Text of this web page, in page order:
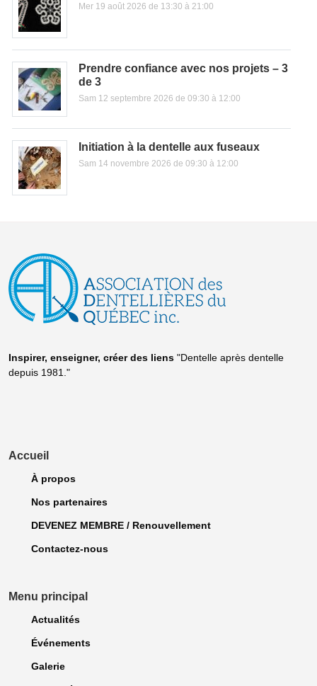
Mer 19 août 2026 de 13:30 à 21:00
Prendre confiance avec nos projets – 3
de 3
Sam 12 septembre 2026 de 09:30 à 12:00
Initiation à la dentelle aux fuseaux
Sam 14 novembre 2026 de 09:30 à 12:00
Inspirer, enseigner, créer des liens "Dentelle après dentelle
depuis 1981."
Accueil
À propos
Nos partenaires
DEVENEZ MEMBRE / Renouvellement
Contactez-nous
Menu principal
Actualités
Événements
Galerie